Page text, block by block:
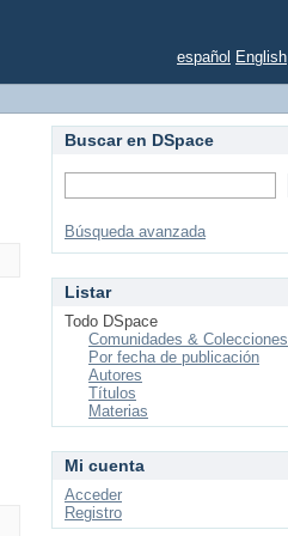
español English
Buscar en DSpace
Búsqueda avanzada
Listar
Todo DSpace
Comunidades & Colecciones
Por fecha de publicación
Autores
Títulos
Materias
Mi cuenta
Acceder
Registro